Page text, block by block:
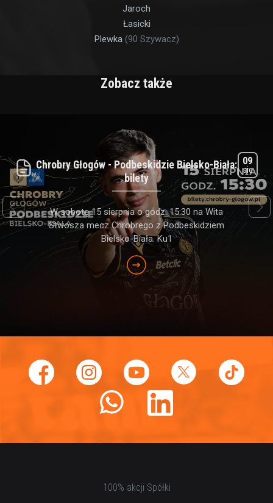
Jaroch
Łasicki
Plewka (90 Szywacz)
Zobacz także
prev next
09
sie
Chrobry Głogów - Podbeskidzie Bielsko-Biała:
bilety
W sobotę 15 sierpnia o godz. 15:30 na Wita
Stwosza mecz Chrobrego z Podbeskidziem
Bielsko-Biała. Ku1
100% akcji Spółki